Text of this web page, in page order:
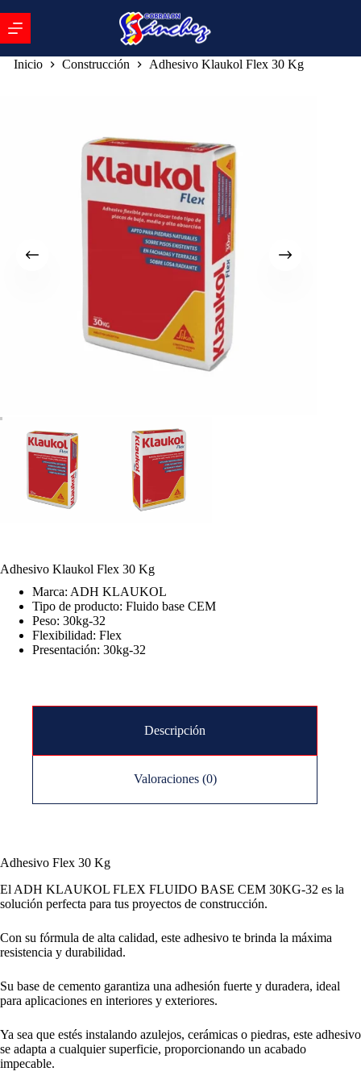
Inicio Construcción Adhesivo Klaukol Flex 30 Kg
Adhesivo Klaukol Flex 30 Kg
Marca: ADH KLAUKOL
Tipo de producto: Fluido base CEM
Peso: 30kg-32
Flexibilidad: Flex
Presentación: 30kg-32
Descripción
Valoraciones (0)
Adhesivo Flex 30 Kg
El ADH KLAUKOL FLEX FLUIDO BASE CEM 30KG-32 es la
solución perfecta para tus proyectos de construcción.
Con su fórmula de alta calidad, este adhesivo te brinda la máxima
resistencia y durabilidad.
Su base de cemento garantiza una adhesión fuerte y duradera, ideal
para aplicaciones en interiores y exteriores.
Ya sea que estés instalando azulejos, cerámicas o piedras, este adhesivo
se adapta a cualquier superficie, proporcionando un acabado
impecable.